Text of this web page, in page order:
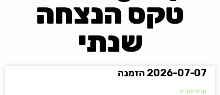
טקס הנצחה
שנתי
2026-07-07 הזמנה
קרא עוד »